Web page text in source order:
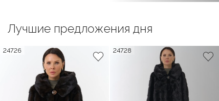
Лучшие предложения дня
24726 24728